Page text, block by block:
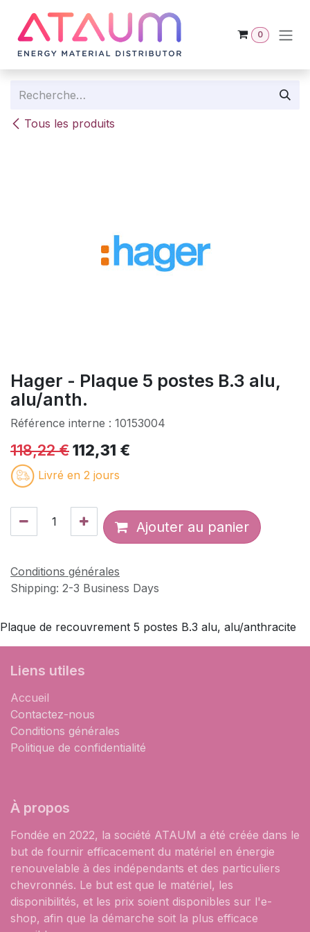
0
Tous les produits
Hager - Plaque 5 postes B.3 alu,
alu/anth.
Référence interne : 10153004
118,22€112,31 €
Livré en 2 jours
Ajouter au panier
Conditions générales
Shipping: 2-3 Business Days
Plaque de recouvrement 5 postes B.3 alu, alu/anthracite
Liens utiles
Accueil
Contactez-nous
Conditions générales
Politique de confidentialité
À propos
Fondée en 2022, la société ATAUM a été créée dans le
but de fournir efficacement du matériel en énergie
renouvelable à des indépendants et des particuliers
chevronnés. Le but est que le matériel, les
disponibilités, et les prix soient disponibles sur l'e-
shop, afin que la démarche soit la plus efficace